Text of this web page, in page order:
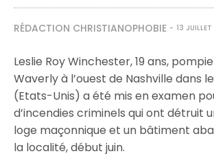
RÉDACTION CHRISTIANOPHOBIE 13
Leslie Roy Winchester, 19 ans,
Waverly à l’ouest de Nashville dans
(Etats-Unis) a été mis en examen
d’incendies criminels qui ont détruit
loge maçonnique et un bâtiment
la localité, début juin.